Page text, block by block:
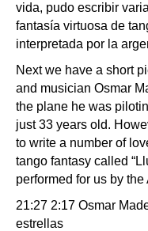
vida, pudo escribir
fantasía virtuosa de
interpretada por la
Next we have a short
and musician Osmar
the plane he was
just 33 years old.
to write a number of
tango fantasy called
performed for us by
21:27 2:17 Osmar
estrellas